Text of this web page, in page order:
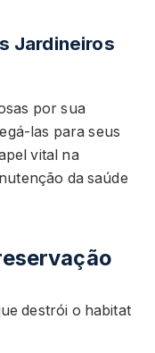
Jardineiros
por sua
las para seus
vital na
da saúde
destrói o habitat